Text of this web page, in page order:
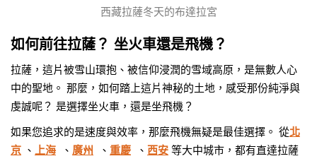
西藏拉薩冬天的布達拉宮
如何前往拉薩？ 坐火車還是飛機？
拉薩，這片被雪山環抱、被信仰浸潤的雪域高原，是無數人心
中的聖地。 那麼，如何踏上這片神秘的土地，感受那份純淨與
虔誠呢？ 是選擇坐火車，還是坐飛機？
如果您追求的是速度與效率，那麼飛機無疑是最佳選擇。 從北
京 、 上海 、 廣州 、 重慶 、 西安 等大中城市，都有直達拉薩